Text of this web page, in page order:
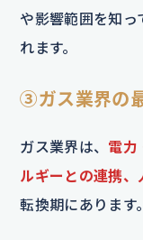
や影響範囲を知っ
れます。
③ガス業界の
ガス業界は、 電力
ルギーとの連携、
転換期にあります。